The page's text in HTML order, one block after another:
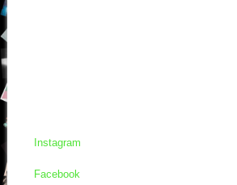
Instagram
Facebook